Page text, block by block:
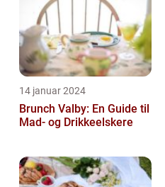
14 januar 2024
Brunch Valby: En Guide til
Mad- og Drikkeelskere